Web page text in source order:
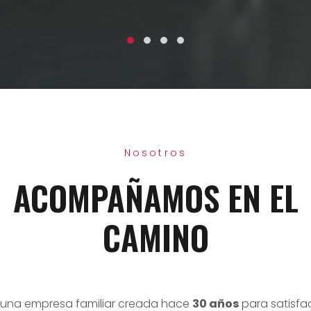
Nosotros
ACOMPAÑAMOS EN EL
CAMINO
una empresa familiar creada hace 30 añospara